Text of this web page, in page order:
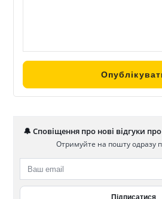
🔔 Сповіщення про нові відгуки
Отримуйте на пошту одразу